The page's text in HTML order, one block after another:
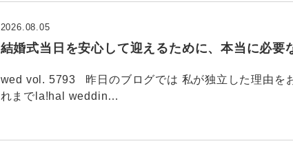
結婚式当日を安心して迎えるために、本当に必要
2026.08.05
wed vol. 5793 昨日のブログでは 私が独立した理由を
れまでla!hal weddin…